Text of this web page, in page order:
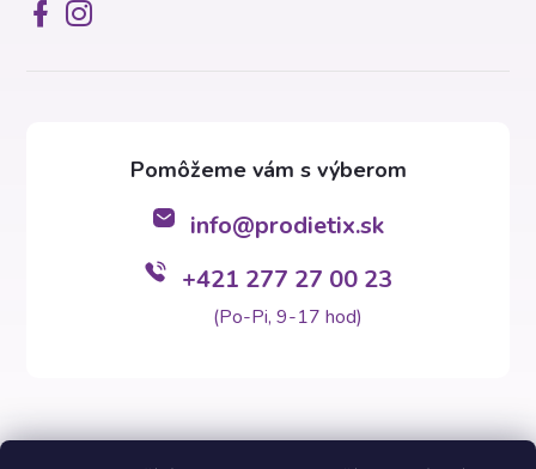
info@prodietix.sk
+421 277 27 00 23
(Po-Pi, 9-17 hod)